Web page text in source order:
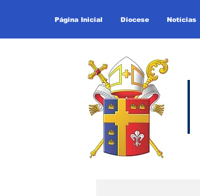
Página Inicial Diocese Notícias